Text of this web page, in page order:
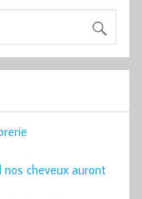
cheveux auront